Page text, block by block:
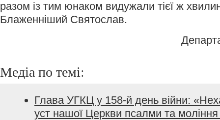
разом із тим юнаком видужали тієї ж
Блаженніший Святослав.
Медіа по темі:
Глава УГКЦ у 158-й день війни:
уст нашої Церкви псалми та моління